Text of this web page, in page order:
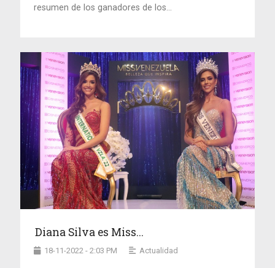
resumen de los ganadores de los...
Diana Silva es Miss...
18-11-2022 - 2:03 PM Actualidad